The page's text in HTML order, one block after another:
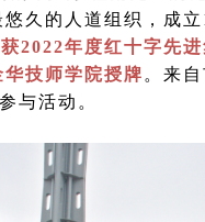
久的人道组织，成
2022年度红十字先
技师学院授牌 。来
与活动。